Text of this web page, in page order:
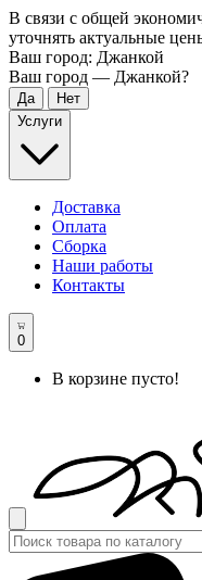
В связи с общей
уточнять актуальные
Ваш город: Джанкой
Ваш город — Джанкой?
Услуги
Доставка
Оплата
Сборка
Наши работы
Контакты
0
В корзине пусто!